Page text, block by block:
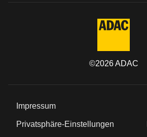
©2026ADAC
Impressum
Privatsphäre-Einstellungen